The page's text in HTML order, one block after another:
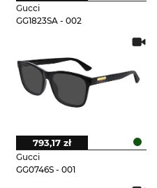
Gucci
GG1823SA - 002
Gucci
GG0746S - 001
793,17 zł